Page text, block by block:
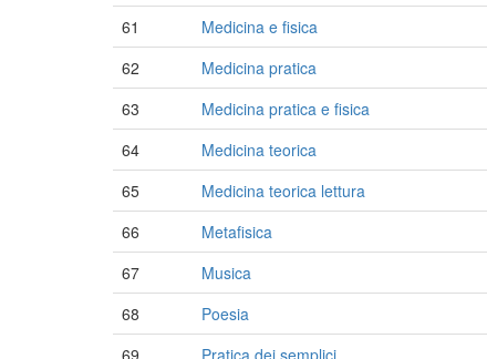
61
Medicina e fisica
62
Medicina pratica
63
Medicina pratica e fisica
64
Medicina teorica
65
Medicina teorica lettura
66
Metafisica
67
Musica
68
Poesia
69
Pratica dei semplici